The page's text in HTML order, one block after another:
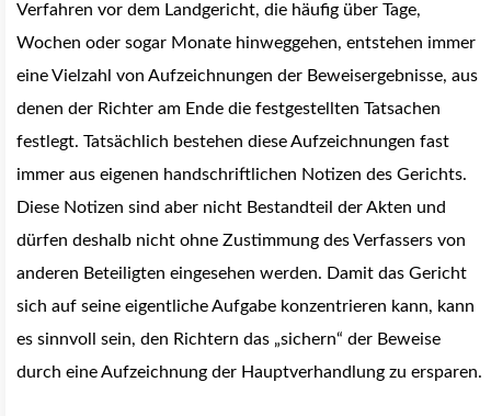
Verfahren vor dem Landgericht, die häufig über Tage,
Wochen oder sogar Monate hinweggehen, entstehen immer
eine Vielzahl von Aufzeichnungen der Beweisergebnisse, aus
denen der Richter am Ende die festgestellten Tatsachen
festlegt. Tatsächlich bestehen diese Aufzeichnungen fast
immer aus eigenen handschriftlichen Notizen des Gerichts.
Diese Notizen sind aber nicht Bestandteil der Akten und
dürfen deshalb nicht ohne Zustimmung des Verfassers von
anderen Beteiligten eingesehen werden. Damit das Gericht
sich auf seine eigentliche Aufgabe konzentrieren kann, kann
es sinnvoll sein, den Richtern das „sichern“ der Beweise
durch eine Aufzeichnung der Hauptverhandlung zu ersparen.